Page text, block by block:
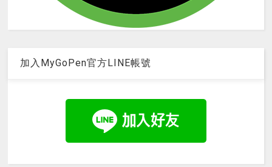
加入MyGoPen官方LINE帳號